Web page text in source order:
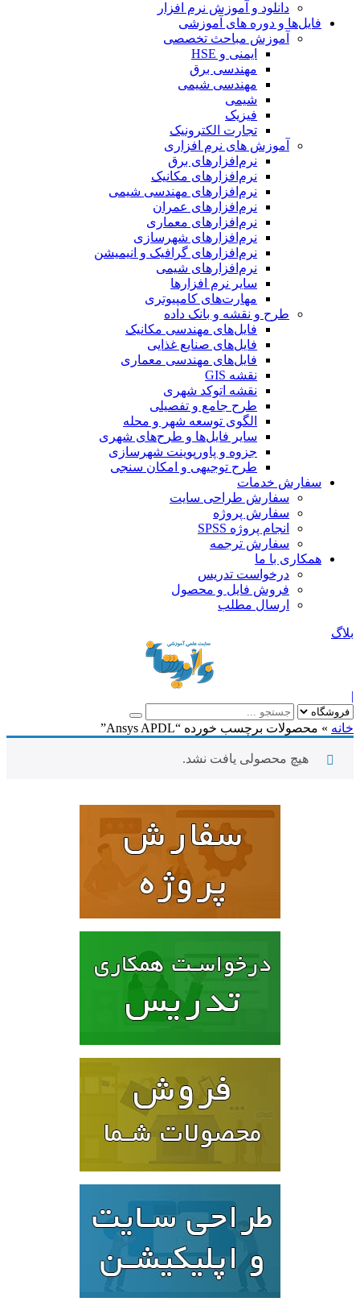
دانلود و آموزش نرم افزار
فایل‌ها و دوره های آموزشی
آموزش مباحث تخصصی
ایمنی و HSE
مهندسی برق
مهندسی شیمی
شیمی
فیزیک
تجارت الکترونیک
آموزش های نرم افزاری
نرم‌افزارهای برق
نرم‌افزارهای مکانیک
نرم‌افزارهای مهندسی شیمی
نرم‌افزارهای عمران
نرم‌افزارهای معماری
نرم‌افزارهای شهرسازی
نرم‌افزارهای گرافیک و انیمیشن
نرم‌افزارهای شیمی
سایر نرم افزارها
مهارت‌های کامپیوتری
طرح و نقشه و بانک داده
فایل‌های مهندسی مکانیک
فایل‌های صنایع غذایی
فایل‌های مهندسی معماری
نقشه GIS
نقشه اتوکد شهری
طرح جامع و تفصیلی
الگوی توسعه شهر و محله
سایر فایل‌ها و طرح‌های شهری
جزوه و پاورپوینت شهرسازی
طرح توجیهی و امکان سنجی
سفارش خدمات
سفارش طراحی سایت
سفارش پروژه
انجام پروژه SPSS
سفارش ترجمه
همکاری با ما
درخواست تدریس
فروش فایل و محصول
ارسال مطلب
بلاگ
|
خانه » محصولات برچسب خورده “Ansys APDL”
هیچ محصولی یافت نشد.